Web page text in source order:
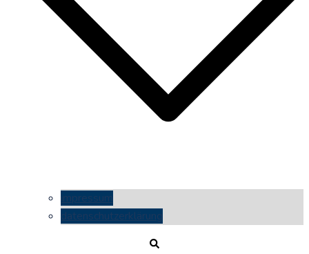
impressum
datenschutzerklärung